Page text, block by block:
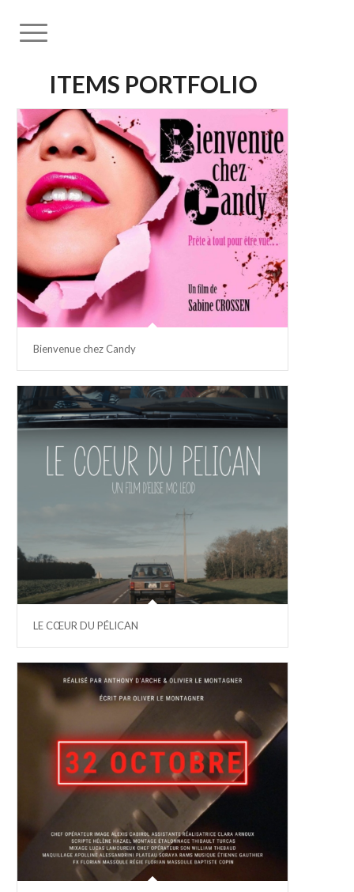
ITEMS PORTFOLIO
Bienvenue chez Candy
LE CŒUR DU PÉLICAN